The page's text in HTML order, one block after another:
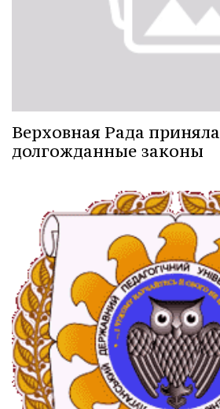
Верховная Рада приняла
долгожданные законы